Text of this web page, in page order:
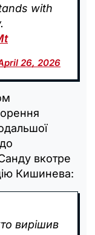
with
26, 2026
вкотре
Кишинева:
вирішив